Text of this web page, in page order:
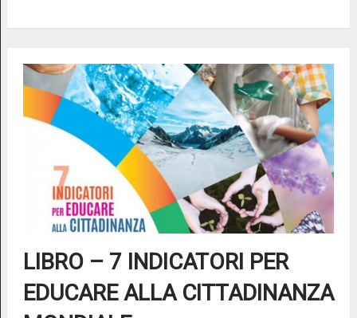
LIBRO – 7 INDICATORI PER
EDUCARE ALLA CITTADINANZA